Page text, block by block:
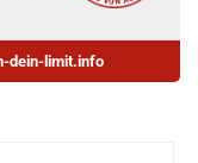
dein-limit.info